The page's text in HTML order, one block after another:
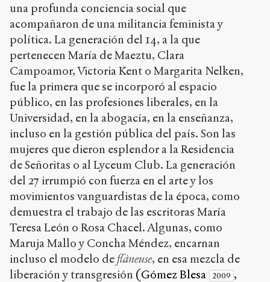
una profunda conciencia social que
acompañaron de una militancia feminista y
política. La generación del 14, a la que
pertenecen María de Maeztu, Clara
Campoamor, Victoria Kent o Margarita Nelken,
fue la primera que se incorporó al espacio
público, en las profesiones liberales, en la
Universidad, en la abogacía, en la enseñanza,
incluso en la gestión pública del país. Son las
mujeres que dieron esplendor a la Residencia
de Señoritas o al Lyceum Club. La generación
del 27 irrumpió con fuerza en el arte y los
movimientos vanguardistas de la época, como
demuestra el trabajo de las escritoras María
Teresa León o Rosa Chacel. Algunas, como
Maruja Mallo y Concha Méndez, encarnan
incluso el modelo de flâneuse, en esa mezcla de
liberación y transgresión (Gómez Blesa 2009 ,